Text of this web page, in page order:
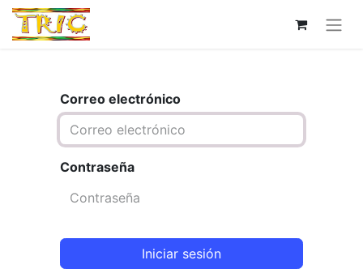
Correo electrónico
Contraseña
Iniciar sesión